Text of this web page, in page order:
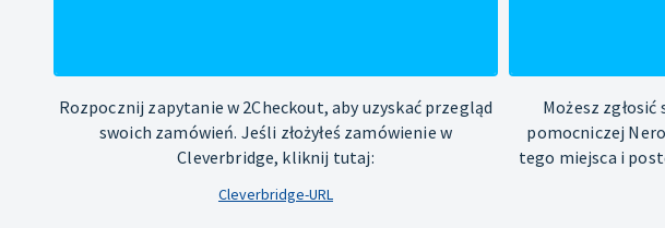
Rozpocznij zapytanie w 2Checkout, aby uzyskać przegląd
swoich zamówień. Jeśli złożyłeś zamówienie w
Cleverbridge, kliknij tutaj:
Cleverbridge-URL
Możesz
pomocniczej
tego miejsca i